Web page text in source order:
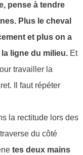
pense à tendre
Plus le cheval
et plus on a
ligne du milieu. Et
travailler la
Il faut répéter
la rectitude lors des
du côté
tes deux mains